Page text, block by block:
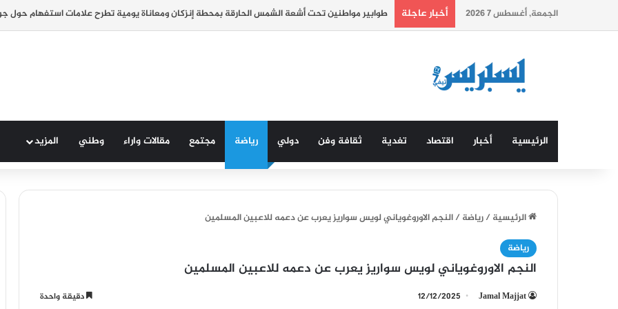
الجمعة, أغسطس 7 2026 أخبار عاجلة المغرب يحتل المرتبة 76 عالميا في مؤشر الازدهار العالمي.
الرئيسية أخبار اقتصاد تغدية ثقافة وفن دولي رياضة مجتمع مقالات واراء وطني المزيد
الرئيسية/رياضة/النجم الاوروغوياني لويس سواريز يعرب عن دعمه للاعبين المسلمين
رياضة
النجم الاوروغوياني لويس سواريز يعرب عن دعمه للاعبين المسلمين
Jamal Majjat
12/12/2025 دقيقة واحدة